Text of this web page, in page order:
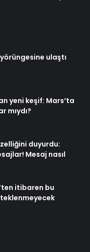
ulaştı
yeni keşif: Mars’ta
mıydı?
duyurdu:
Mesaj nasıl
itibaren bu